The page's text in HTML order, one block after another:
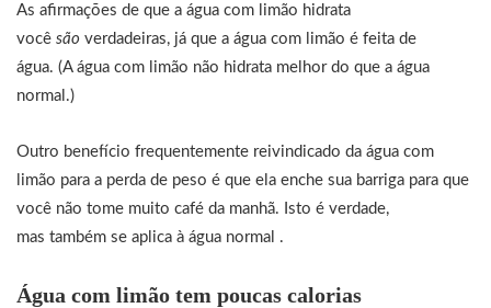
As afirmações de que a água com limão hidrata
você são verdadeiras, já que a água com limão é feita de
água. (A água com limão não hidrata melhor do que a água
normal.)
Outro benefício frequentemente reivindicado da água com
limão para a perda de peso é que ela enche sua barriga para que
você não tome muito café da manhã. Isto é verdade,
mas também se aplica à água normal .
Água com limão tem poucas calorias